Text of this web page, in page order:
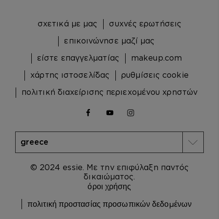
© 2024 essie. Με την επιφύλαξη παντός
δικαιώματος.
όροι χρήσης
πολιτική προστασίας προσωπικών δεδομένων
σχετικά με μας
συχνές ερωτήσεις
επικοινώνησε μαζί μας
είστε επαγγελματίας
makeup.com
χάρτης ιστοσελίδας
ρυθμίσεις cookie
πολιτική διαχείρισης περιεχομένου χρηστών
facebookyoutubeinstagram